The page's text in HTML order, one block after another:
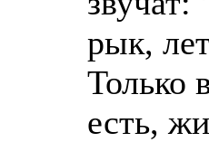
рык,
Только
есть,